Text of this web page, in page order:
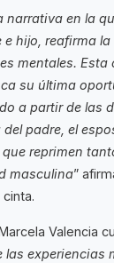
narrativa en la
e hijo, reafirma
mentales. Esta
su última
a partir de las
padre, el
reprimen
masculina”
Valencia
las experiencias